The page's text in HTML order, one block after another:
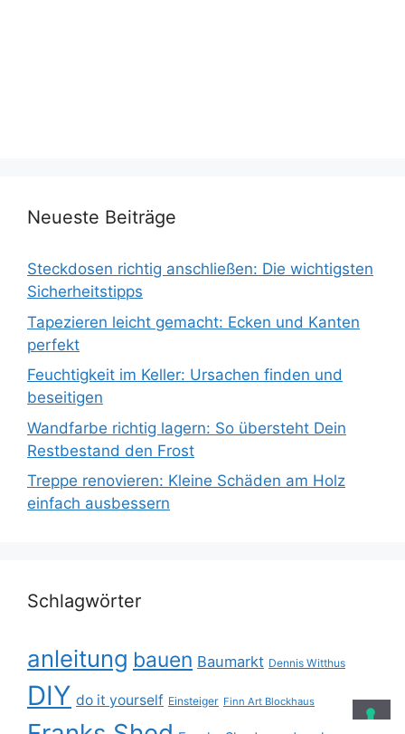
Neueste Beiträge
Steckdosen richtig anschließen: Die wichtigsten
Sicherheitstipps
Tapezieren leicht gemacht: Ecken und Kanten
perfekt
Feuchtigkeit im Keller: Ursachen finden und
beseitigen
Wandfarbe richtig lagern: So übersteht Dein
Restbestand den Frost
Treppe renovieren: Kleine Schäden am Holz
einfach ausbessern
Schlagwörter
anleitung bauen Baumarkt Dennis Witthus
DIY do it yourself Einsteiger Finn Art Blockhaus